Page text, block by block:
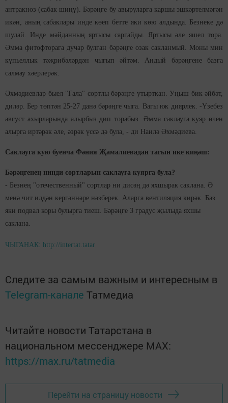
антракноз (сабак шиңү). Бәрәңге бу авыруларга каршы эшкәртелмәгән
икән, аның сабаклары инде көеп бетте яки көю алдында. Безнеке дә
шулай. Инде мәйданның яртысы саргайды. Яртысы әле яшел тора.
Әмма фитофторага дучар булган бәрәңге озак сакланмый. Моны мин
күпьеллык тәҗрибәләрдән чыгып әйтәм. Андый бәрәңгене базга
салмау хәерлерәк.
Әхмәдиевлар быел "Гала" сортлы бәрәңге утырткан. Уңыш бик әйбәт,
диләр. Бер төптән 25-27 данә бәрәңге чыга. Вагы юк диярлек. -Үзебез
август ахырларында алырбыз дип торабыз. Әмма саклауга куяр өчен
алырга иртәрәк әле, әзрәк үссә дә була, - ди Наилә Әхмәдиева.
Саклауга кую буенча Фәния Җамалиевадан тагын ике киңәш:
Бәрәңгенең нинди сортларын саклауга куярга була?
- Безнең "отечественный" сортлар ни дисәң дә яхшырак саклана. Ә
менә чит илдән кергәннәре нәзберек. Аларга вентиляция кирәк. Баз
яки подвал коры булырга тиеш. Бәрәңге 3 градус җылыда яхшы
саклана.
ЧЫГАНАК: http://intertat.tatar
Следите за самым важным и интересным в
Telegram-канале Татмедиа
Читайте новости Татарстана в
национальном мессенджере MАХ:
https://max.ru/tatmedia
Перейти на страницу новости